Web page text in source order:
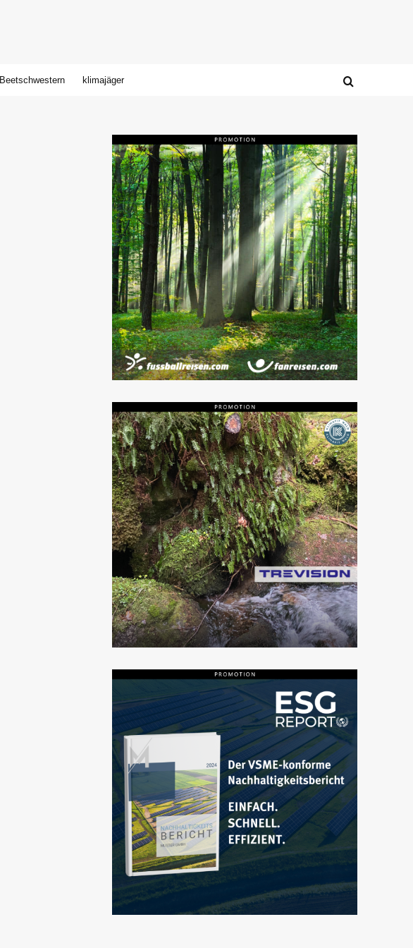
Beetschwestern klimajäger